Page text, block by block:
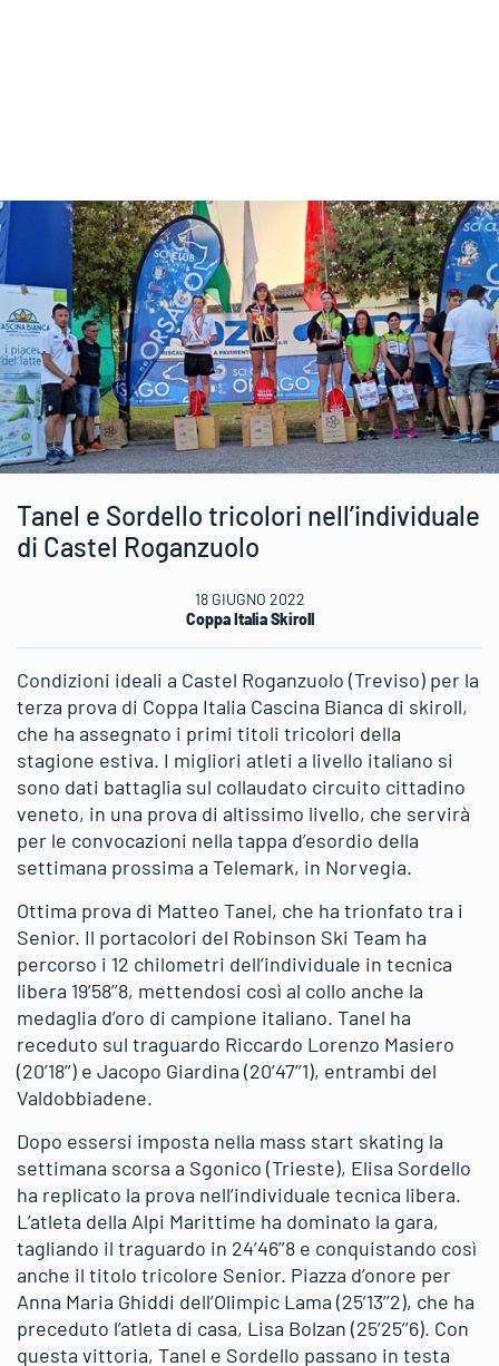
Tanel e Sordello tricolori nell’individuale
di Castel Roganzuolo
18 GIUGNO 2022
Coppa Italia Skiroll
Condizioni ideali a Castel Roganzuolo (Treviso) per la
terza prova di Coppa Italia Cascina Bianca di skiroll,
che ha assegnato i primi titoli tricolori della
stagione estiva. I migliori atleti a livello italiano si
sono dati battaglia sul collaudato circuito cittadino
veneto, in una prova di altissimo livello, che servirà
per le convocazioni nella tappa d’esordio della
settimana prossima a Telemark, in Norvegia.
Ottima prova di Matteo Tanel, che ha trionfato tra i
Senior. Il portacolori del Robinson Ski Team ha
percorso i 12 chilometri dell’individuale in tecnica
libera 19’58’’8, mettendosi così al collo anche la
medaglia d’oro di campione italiano. Tanel ha
receduto sul traguardo Riccardo Lorenzo Masiero
(20’18’’) e Jacopo Giardina (20’47’’1), entrambi del
Valdobbiadene.
Dopo essersi imposta nella mass start skating la
settimana scorsa a Sgonico (Trieste), Elisa Sordello
ha replicato la prova nell’individuale tecnica libera.
L’atleta della Alpi Marittime ha dominato la gara,
tagliando il traguardo in 24’46’’8 e conquistando così
anche il titolo tricolore Senior. Piazza d’onore per
Anna Maria Ghiddi dell’Olimpic Lama (25’13’’2), che ha
preceduto l’atleta di casa, Lisa Bolzan (25’25’’6). Con
questa vittoria, Tanel e Sordello passano in testa